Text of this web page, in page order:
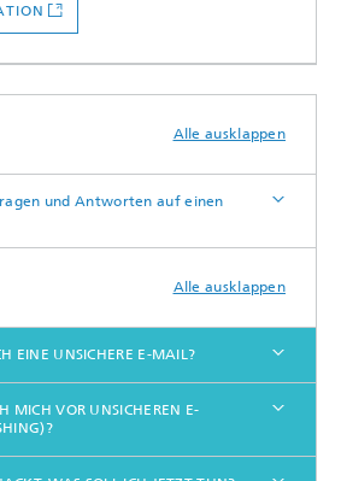
Alle ausklappen
und Antworten auf einen
Alle ausklappen
EINE UNSICHERE E-MAIL?
MICH VOR UNSICHEREN E-